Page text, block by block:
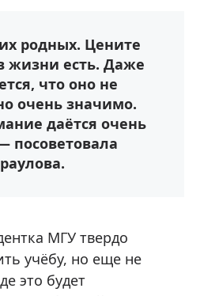
родных. Цените
жизни есть. Даже
что оно не
очень значимо.
даётся очень
посоветовала
МГУ твердо
учёбу, но еще не
это будет